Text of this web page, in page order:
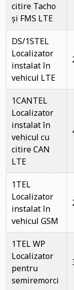
citire Tacho
și FMS LTE
DS/1STEL
Localizator
instalat în
vehicul LTE
1CANTEL
Localizator
instalat în
vehicul cu
citire CAN
LTE
1TEL
Localizator
instalat în
vehicul GSM
1TEL WP
Localizator
pentru
semiremorci